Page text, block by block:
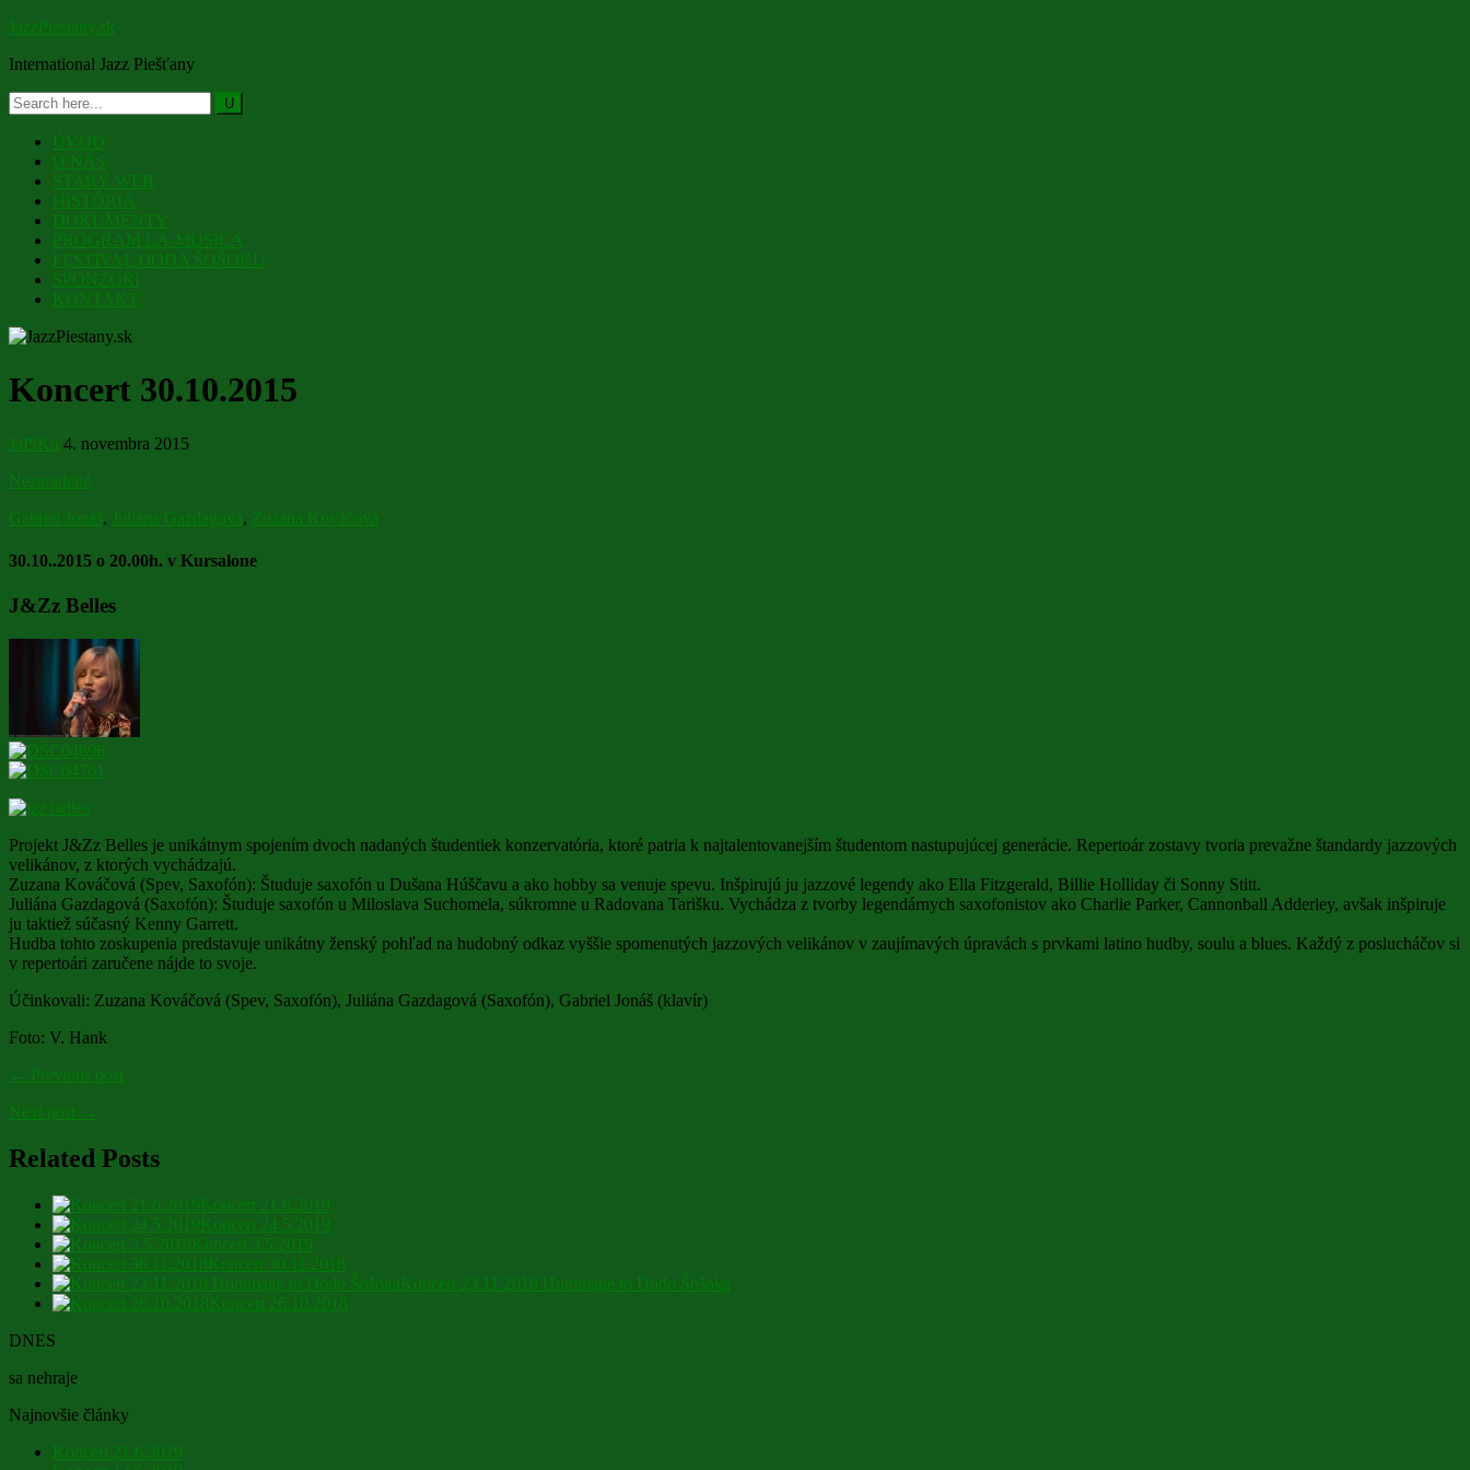
JazzPiestany.sk
International Jazz Piešťany
ÚVOD
O NÁS
STARÝ WEB
HISTÓRIA
DOKUMENTY
PROGRAM LA-MUSICA
FESTIVAL DODA ŠOŠOKU
SPONZORI
KONTAKT
Koncert 30.10.2015
JaPiKu 4. novembra 2015
Nezaradené
Gabriel Jonáš, Juliána Gazdagová, Zuzana Kováčová
30.10..2015 o 20.00h. v Kursalone
J&Zz Belles
Projekt J&Zz Belles je unikátnym spojením dvoch nadaných študentiek konzervatória, ktoré patria k najtalentovanejším študentom nastupujúcej generácie. Repertoár zostavy tvoria prevažne štandardy jazzových
velikánov, z ktorých vychádzajú.
Zuzana Kováčová (Spev, Saxofón): Študuje saxofón u Dušana Húščavu a ako hobby sa venuje spevu. Inšpirujú ju jazzové legendy ako Ella Fitzgerald, Billie Holliday či Sonny Stitt.
Juliána Gazdagová (Saxofón): Študuje saxofón u Miloslava Suchomela, súkromne u Radovana Tarišku. Vychádza z tvorby legendárnych saxofonistov ako Charlie Parker, Cannonball Adderley, avšak inšpiruje
ju taktiež súčasný Kenny Garrett.
Hudba tohto zoskupenia predstavuje unikátny ženský pohľad na hudobný odkaz vyššie spomenutých jazzových velikánov v zaujímavých úpravách s prvkami latino hudby, soulu a blues. Každý z poslucháčov si
v repertoári zaručene nájde to svoje.
Účinkovali: Zuzana Kováčová (Spev, Saxofón), Juliána Gazdagová (Saxofón), Gabriel Jonáš (klavír)
Foto: V. Hank
← Previous post
Next post →
Related Posts
Koncert 21.6.2019
Koncert 24.5.2019
Koncert 3.5.2019
Koncert 30.11.2018
Koncert 23.11.2018 Hommage to Dodo Šošoka
Koncert 26.10.2018
DNES
sa nehraje
Najnovšie články
Koncert 21.6.2019